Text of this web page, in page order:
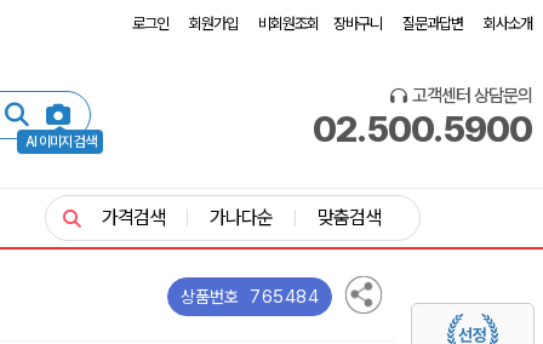
로그인 회원가입 비회원조회 장바구니 질문과답변 회사소개
AI 이미지 검색
고객센터 상담문의
02.500.5900
가격검색 가나다순 맞춤검색
상품번호 765484